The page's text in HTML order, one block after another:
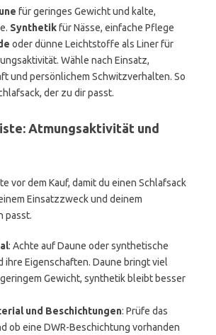
für geringes Gewicht und kalte,
Synthetikfür Nässe, einfache Pflege
oder dünne Leichtstoffe als Liner für
Wähle nach Einsatz,
und persönlichem Schwitzverhalten. So
der zu dir passt.
Atmungsaktivität und
vor dem Kauf, damit du einen Schlafsack
Einsatzzweck und deinem
passt.
: Achte auf Daune oder synthetische
ihre Eigenschaften. Daune bringt viel
Gewicht, synthetik bleibt besser
und Beschichtungen: Prüfe das
ob eine DWR-Beschichtung vorhanden